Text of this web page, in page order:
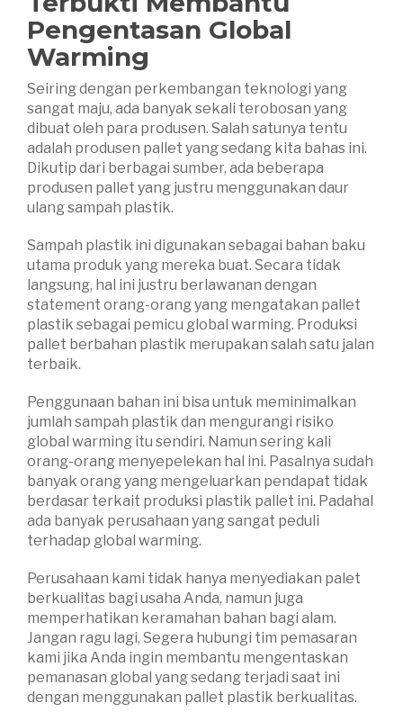
Pengentasan Global
Warming
Seiring dengan perkembangan teknologi yang
sangat maju, ada banyak sekali terobosan yang
dibuat oleh para produsen. Salah satunya tentu
adalah produsen pallet yang sedang kita bahas ini.
Dikutip dari berbagai sumber, ada beberapa
produsen pallet yang justru menggunakan daur
ulang sampah plastik.
Sampah plastik ini digunakan sebagai bahan baku
utama produk yang mereka buat. Secara tidak
langsung, hal ini justru berlawanan dengan
statement orang-orang yang mengatakan pallet
plastik sebagai pemicu global warming. Produksi
pallet berbahan plastik merupakan salah satu jalan
terbaik.
Penggunaan bahan ini bisa untuk meminimalkan
jumlah sampah plastik dan mengurangi risiko
global warming itu sendiri. Namun sering kali
orang-orang menyepelekan hal ini. Pasalnya sudah
banyak orang yang mengeluarkan pendapat tidak
berdasar terkait produksi plastik pallet ini. Padahal
ada banyak perusahaan yang sangat peduli
terhadap global warming.
Perusahaan kami tidak hanya menyediakan palet
berkualitas bagi usaha Anda, namun juga
memperhatikan keramahan bahan bagi alam.
Jangan ragu lagi, Segera hubungi tim pemasaran
kami jika Anda ingin membantu mengentaskan
pemanasan global yang sedang terjadi saat ini
dengan menggunakan pallet plastik berkualitas.